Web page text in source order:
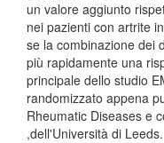
un valore aggiunto
nei pazienti con artrite
se la combinazione dei
più rapidamente una
principale dello studio
randomizzato appena
Rheumatic Diseases e
,dell'Università di Leeds.